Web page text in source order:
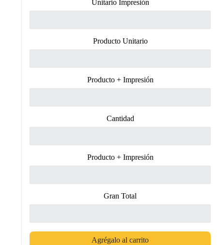
Unitario Impresión
Producto Unitario
Producto + Impresión
Cantidad
Producto + Impresión
Gran Total
Agrégalo al carrito